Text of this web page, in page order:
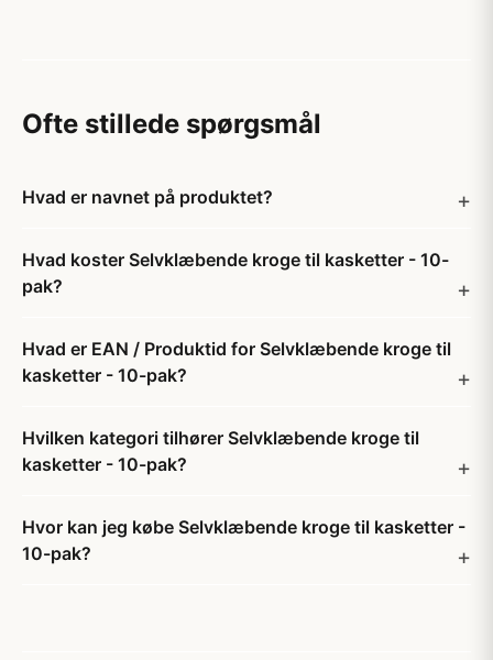
Ofte stillede spørgsmål
Hvad er navnet på produktet?
Hvad koster Selvklæbende kroge til kasketter - 10-
pak?
Hvad er EAN / Produktid for Selvklæbende kroge til
kasketter - 10-pak?
Hvilken kategori tilhører Selvklæbende kroge til
kasketter - 10-pak?
Hvor kan jeg købe Selvklæbende kroge til kasketter -
10-pak?